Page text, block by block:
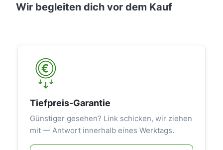
Wir begleiten dich vor dem Kauf
Tiefpreis-Garantie
Günstiger gesehen? Link schicken, wir ziehen
mit — Antwort innerhalb eines Werktags.